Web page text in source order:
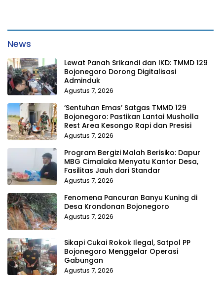
News
Lewat Panah Srikandi dan IKD: TMMD 129
Bojonegoro Dorong Digitalisasi
Adminduk
Agustus 7, 2026
‘Sentuhan Emas’ Satgas TMMD 129
Bojonegoro: Pastikan Lantai Musholla
Rest Area Kesongo Rapi dan Presisi
Agustus 7, 2026
Program Bergizi Malah Berisiko: Dapur
MBG Cimalaka Menyatu Kantor Desa,
Fasilitas Jauh dari Standar
Agustus 7, 2026
Fenomena Pancuran Banyu Kuning di
Desa Krondonan Bojonegoro
Agustus 7, 2026
Sikapi Cukai Rokok Ilegal, Satpol PP
Bojonegoro Menggelar Operasi
Gabungan
Agustus 7, 2026